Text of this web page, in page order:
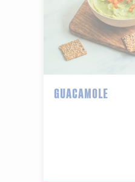
GUACAMOLE